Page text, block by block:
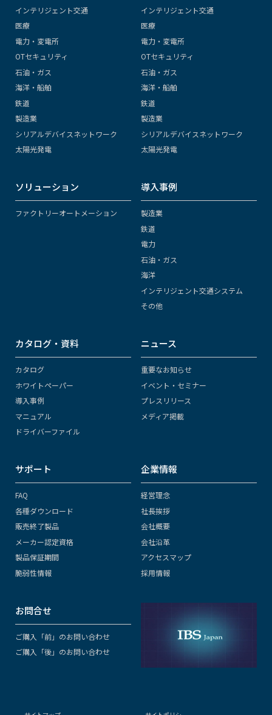
インテリジェント交通
医療
電力・変電所
OTセキュリティ
石油・ガス
海洋・船舶
鉄道
製造業
シリアルデバイスネットワーク
太陽光発電
インテリジェント交通
医療
電力・変電所
OTセキュリティ
石油・ガス
海洋・船舶
鉄道
製造業
シリアルデバイスネットワーク
太陽光発電
ソリューション
ファクトリーオートメーション
導入事例
製造業
鉄道
電力
石油・ガス
海洋
インテリジェント交通システム
その他
カタログ・資料
カタログ
ホワイトペーパー
導入事例
マニュアル
ドライバーファイル
ニュース
重要なお知らせ
イベント・セミナー
プレスリリース
メディア掲載
サポート
FAQ
各種ダウンロード
販売終了製品
メーカー認定資格
製品保証期間
脆弱性情報
企業情報
経営理念
社長挨拶
会社概要
会社沿革
アクセスマップ
採用情報
お問合せ
ご購入「前」のお問い合わせ
ご購入「後」のお問い合わせ